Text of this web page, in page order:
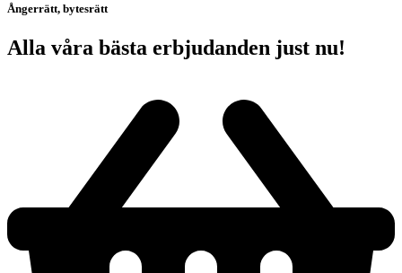
Ångerrätt, bytesrätt
Alla våra bästa erbjudanden just nu!